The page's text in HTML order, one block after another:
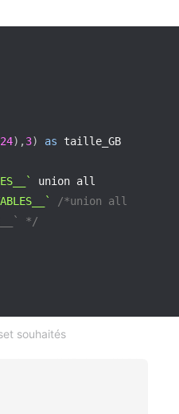
) ,3) as
`
union all
`
/*union all
*/
souhaités